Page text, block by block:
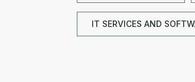
IT SERVICES AND